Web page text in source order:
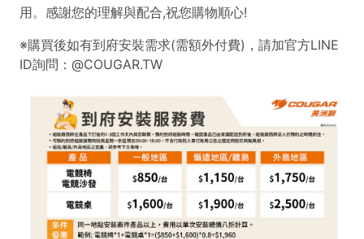
※購買後如有到府安裝需求(需額外付費)，請加官方LINE
ID詢問：@COUGAR.TW